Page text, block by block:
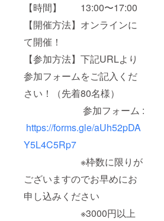
【時間】 13:00〜17:00
【開催方法】オンラインに
て開催！
【参加方法】下記URLより
参加フォームをご記入くだ
さい！（先着80名様）
参加フォーム :
https://forms.gle/aUh52pDA
Y5L4C5Rp7
※枠数に限りが
ございますのでお早めにお
申し込みください
※3000円以上